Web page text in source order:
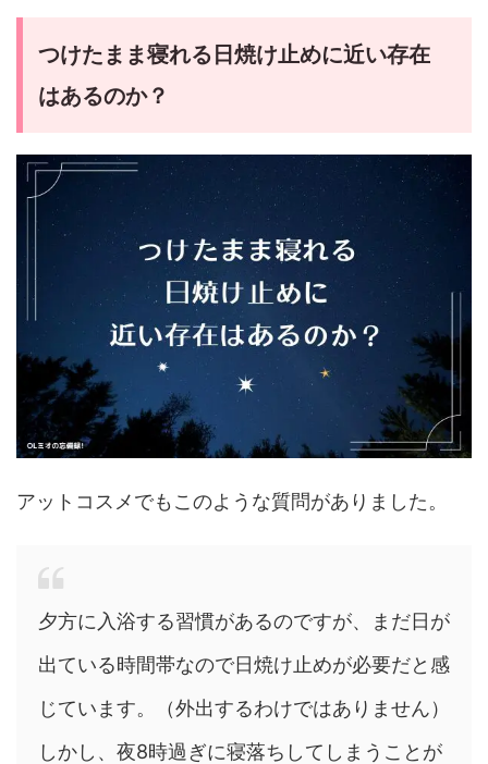
つけたまま寝れる日焼け止めに近い存在
はあるのか？
アットコスメでもこのような質問がありました。
夕方に入浴する習慣があるのですが、まだ日が
出ている時間帯なので日焼け止めが必要だと感
じています。（外出するわけではありません）
しかし、夜8時過ぎに寝落ちしてしまうことが